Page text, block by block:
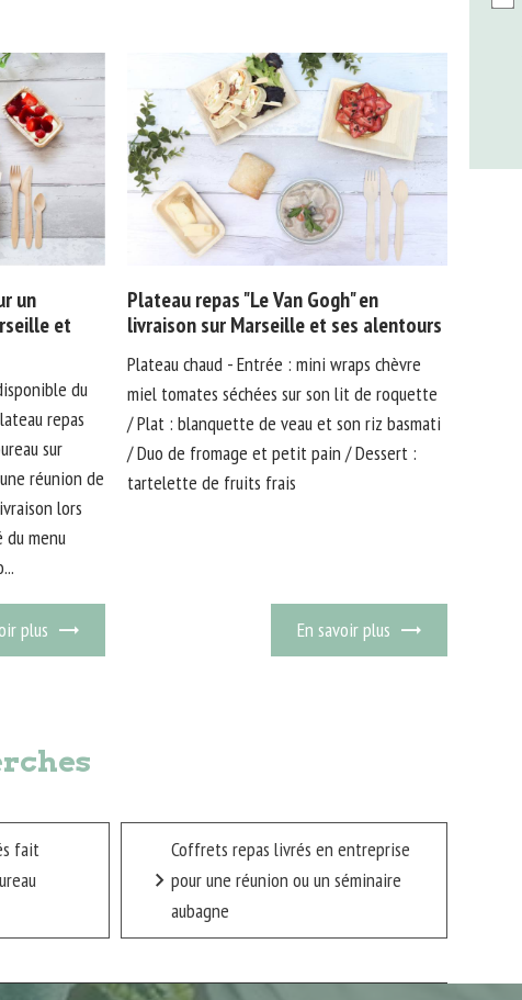
un
et
du
repas
sur
réunion de
lors
menu
plus
Plateau repas "Le Van Gogh" en
livraison sur Marseille et ses alentours
Plateau chaud - Entrée : mini wraps chèvre
miel tomates séchées sur son lit de roquette
/ Plat : blanquette de veau et son riz basmati
/ Duo de fromage et petit pain / Dessert :
tartelette de fruits frais
En savoir plus
fait
Coffrets repas livrés en entreprise
pour une réunion ou un séminaire
aubagne